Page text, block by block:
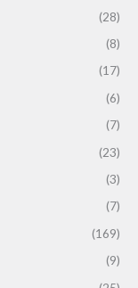
(28)
(8)
(17)
(6)
(7)
(23)
(3)
(7)
(169)
(9)